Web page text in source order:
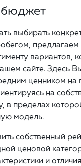
выбирать
предлагаем
вариантов,
сайте. Здесь
ценником
на
в пределах
модель.
собственный
ценовой
и